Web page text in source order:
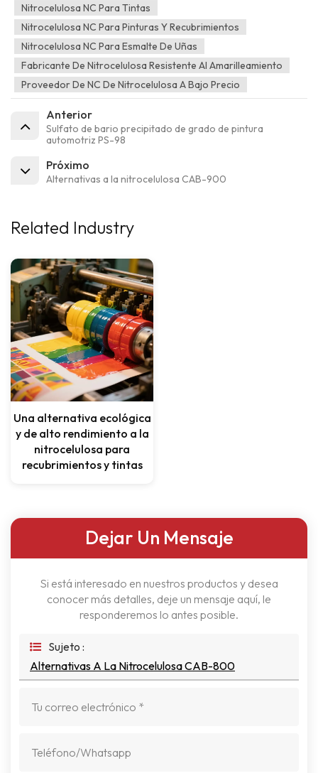
Nitrocelulosa NC Para Tintas
Nitrocelulosa NC Para Pinturas Y Recubrimientos
Nitrocelulosa NC Para Esmalte De Uñas
Fabricante De Nitrocelulosa Resistente Al Amarilleamiento
Proveedor De NC De Nitrocelulosa A Bajo Precio
Anterior
Sulfato de bario precipitado de grado de pintura
automotriz PS-98
Próximo
Alternativas a la nitrocelulosa CAB-900
Related Industry
Una alternativa ecológica
y de alto rendimiento a la
nitrocelulosa para
recubrimientos y tintas
Dejar Un Mensaje
Si está interesado en nuestros productos y desea
conocer más detalles, deje un mensaje aquí, le
responderemos lo antes posible.
Sujeto :
Alternativas A La Nitrocelulosa CAB-800